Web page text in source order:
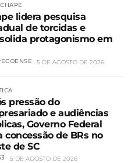
lidera pesquisa
de torcidas e
protagonismo em
5 DE AGOSTO DE 2026
pressão do
e audiências
Governo Federal
concessão de BRs no
de SC
5 DE AGOSTO DE 2026